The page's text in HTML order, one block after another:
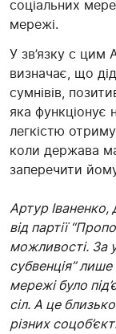
соціальних
мережі.
У зв’язку с цим
визначає, що
сумнівів,
яка функціонує
легкістю
коли держава
заперечити
Артур Іваненко,
від партії
можливості. За
субвенція”
мережі було
сіл. А це
різних